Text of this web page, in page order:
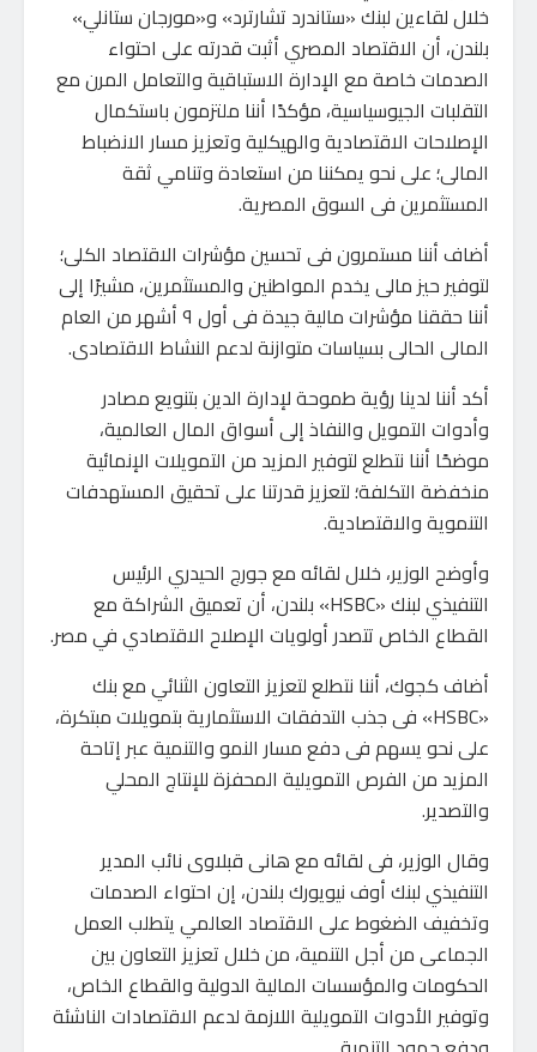
خلال لقاءين لبنك «ستاندرد تشارترد» و«مورجان ستانلي»
بلندن، أن الاقتصاد المصري أثبت قدرته على احتواء
الصدمات خاصة مع الإدارة الاستباقية والتعامل المرن مع
التقلبات الجيوسياسية، مؤكدًا أننا ملتزمون باستكمال
الإصلاحات الاقتصادية والهيكلية وتعزيز مسار الانضباط
المالى؛ على نحو يمكننا من استعادة وتنامي ثقة
المستثمرين فى السوق المصرية.
أضاف أننا مستمرون فى تحسين مؤشرات الاقتصاد الكلى؛
لتوفير حيز مالى يخدم المواطنين والمستثمرين، مشيرًا إلى
أننا حققنا مؤشرات مالية جيدة فى أول ٩ أشهر من العام
المالى الحالى بسياسات متوازنة لدعم النشاط الاقتصادى.
أكد أننا لدينا رؤية طموحة لإدارة الدين بتنويع مصادر
وأدوات التمويل والنفاذ إلى أسواق المال العالمية،
موضحًا أننا نتطلع لتوفير المزيد من التمويلات الإنمائية
منخفضة التكلفة؛ لتعزيز قدرتنا على تحقيق المستهدفات
التنموية والاقتصادية.
وأوضح الوزير، خلال لقائه مع جورج الحيدري الرئيس
التنفيذي لبنك «HSBC» بلندن، أن تعميق الشراكة مع
القطاع الخاص تتصدر أولويات الإصلاح الاقتصادي في مصر.
أضاف كجوك، أننا نتطلع لتعزيز التعاون الثنائي مع بنك
«HSBC» فى جذب التدفقات الاستثمارية بتمويلات مبتكرة،
على نحو يسهم فى دفع مسار النمو والتنمية عبر إتاحة
المزيد من الفرص التمويلية المحفزة للإنتاج المحلي
والتصدير.
وقال الوزير، فى لقائه مع هانى قبلاوى نائب المدير
التنفيذي لبنك أوف نيويورك بلندن، إن احتواء الصدمات
وتخفيف الضغوط على الاقتصاد العالمي يتطلب العمل
الجماعى من أجل التنمية، من خلال تعزيز التعاون بين
الحكومات والمؤسسات المالية الدولية والقطاع الخاص،
وتوفير الأدوات التمويلية اللازمة لدعم الاقتصادات الناشئة